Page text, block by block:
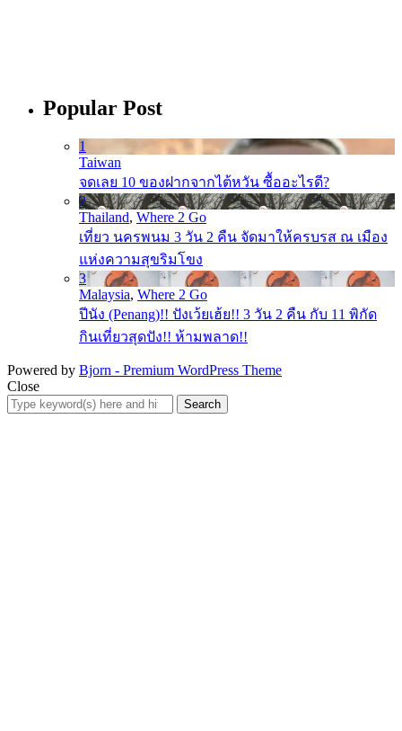
Popular Post
1
Taiwan
จดเลย 10 ของฝากจากไต้หวัน ซื้ออะไรดี?
2
Thailand, Where 2 Go
เที่ยว นครพนม 3 วัน 2 คืน จัดมาให้ครบรส ณ เมือง
แห่งความสุขริมโขง
3
Malaysia, Where 2 Go
ปีนัง (Penang)!! ปังเว้ยเฮ้ย!! 3 วัน 2 คืน กับ 11 พิกัด
กินเที่ยวสุดปัง!! ห้ามพลาด!!
Powered by Bjorn - Premium WordPress Theme
Close